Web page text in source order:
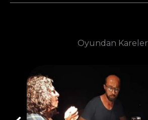
Oyundan Kareler